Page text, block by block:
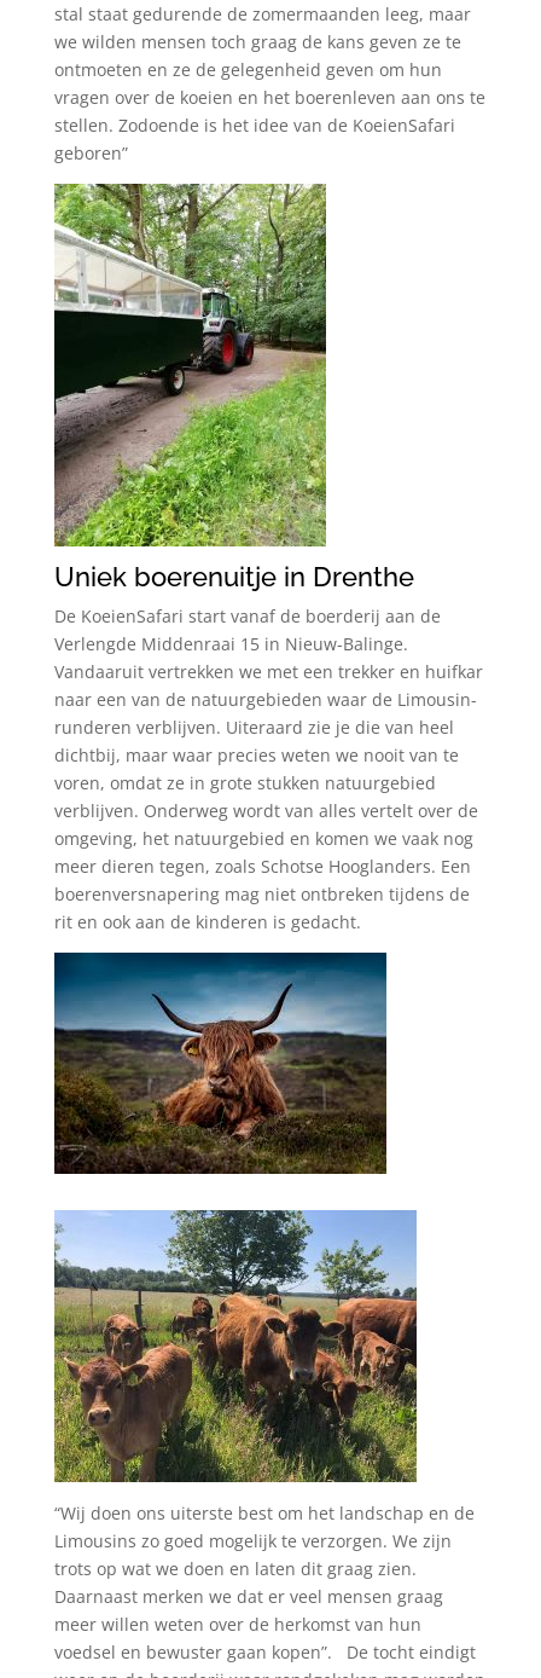
stal staat gedurende de zomermaanden leeg, maar
we wilden mensen toch graag de kans geven ze te
ontmoeten en ze de gelegenheid geven om hun
vragen over de koeien en het boerenleven aan ons te
stellen. Zodoende is het idee van de KoeienSafari
geboren”
Uniek boerenuitje in Drenthe
De KoeienSafari start vanaf de boerderij aan de
Verlengde Middenraai 15 in Nieuw-Balinge.
Vandaaruit vertrekken we met een trekker en huifkar
naar een van de natuurgebieden waar de Limousin-
runderen verblijven. Uiteraard zie je die van heel
dichtbij, maar waar precies weten we nooit van te
voren, omdat ze in grote stukken natuurgebied
verblijven. Onderweg wordt van alles vertelt over de
omgeving, het natuurgebied en komen we vaak nog
meer dieren tegen, zoals Schotse Hooglanders. Een
boerenversnapering mag niet ontbreken tijdens de
rit en ook aan de kinderen is gedacht.
“Wij doen ons uiterste best om het landschap en de
Limousins zo goed mogelijk te verzorgen. We zijn
trots op wat we doen en laten dit graag zien.
Daarnaast merken we dat er veel mensen graag
meer willen weten over de herkomst van hun
voedsel en bewuster gaan kopen”. De tocht eindigt